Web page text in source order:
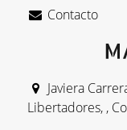
Contacto
Javiera
Libertadores, ,